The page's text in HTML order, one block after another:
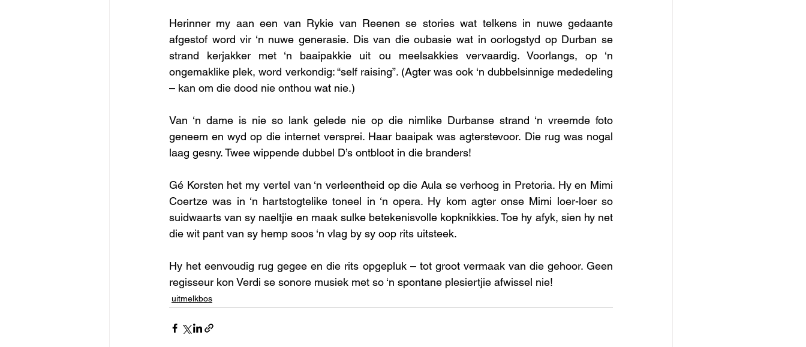
Herinner my aan een van Rykie van Reenen se stories wat telkens in nuwe gedaante
afgestof word vir ‘n nuwe generasie. Dis van die oubasie wat in oorlogstyd op Durban se
strand kerjakker met ‘n baaipakkie uit ou meelsakkies vervaardig. Voorlangs, op ‘n
ongemaklike plek, word verkondig: “self raising”. (Agter was ook ‘n dubbelsinnige mededeling
– kan om die dood nie onthou wat nie.)
Van ‘n dame is nie so lank gelede nie op die nimlike Durbanse strand ‘n vreemde foto
geneem en wyd op die internet versprei. Haar baaipak was agterstevoor. Die rug was nogal
laag gesny. Twee wippende dubbel D’s ontbloot in die branders!
Gé Korsten het my vertel van ‘n verleentheid op die Aula se verhoog in Pretoria. Hy en Mimi
Coertze was in ‘n hartstogtelike toneel in ‘n opera. Hy kom agter onse Mimi loer-loer so
suidwaarts van sy naeltjie en maak sulke betekenisvolle kopknikkies. Toe hy afyk, sien hy net
die wit pant van sy hemp soos ‘n vlag by sy oop rits uitsteek.
Hy het eenvoudig rug gegee en die rits opgepluk – tot groot vermaak van die gehoor. Geen
regisseur kon Verdi se sonore musiek met so ‘n spontane plesiertjie afwissel nie!
uitmelkbos